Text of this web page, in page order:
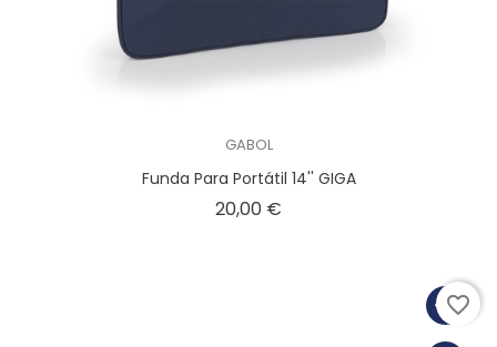
GABOL
Funda Para Portátil 14'' GIGA
20,00 €
favorite_border